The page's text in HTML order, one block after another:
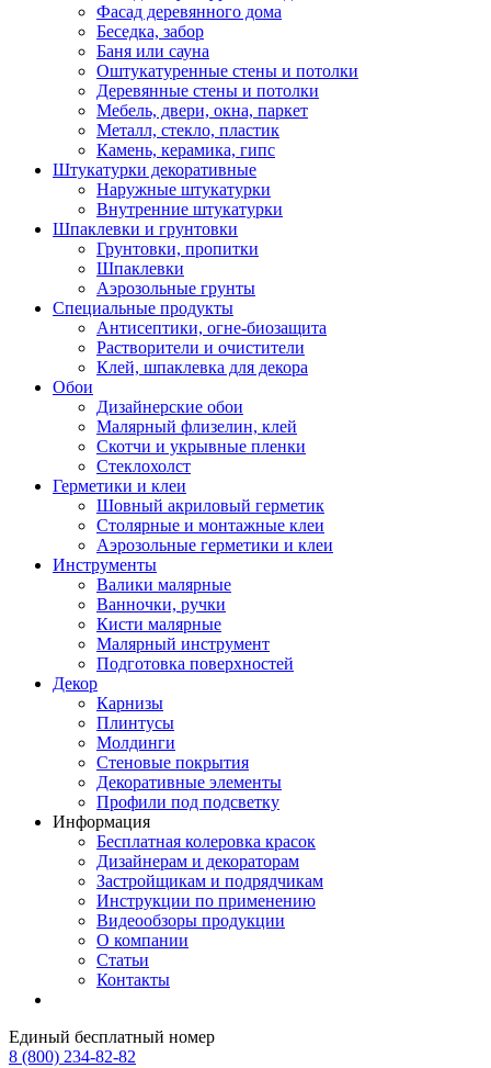
Фасад деревянного дома
Беседка, забор
Баня или сауна
Оштукатуренные стены и потолки
Деревянные стены и потолки
Мебель, двери, окна, паркет
Металл, стекло, пластик
Камень, керамика, гипс
Штукатурки декоративные
Наружные штукатурки
Внутренние штукатурки
Шпаклевки и грунтовки
Грунтовки, пропитки
Шпаклевки
Аэрозольные грунты
Специальные продукты
Антисептики, огне-биозащита
Растворители и очистители
Клей, шпаклевка для декора
Обои
Дизайнерские обои
Малярный флизелин, клей
Скотчи и укрывные пленки
Стеклохолст
Герметики и клеи
Шовный акриловый герметик
Столярные и монтажные клеи
Аэрозольные герметики и клеи
Инструменты
Валики малярные
Ванночки, ручки
Кисти малярные
Малярный инструмент
Подготовка поверхностей
Декор
Карнизы
Плинтусы
Молдинги
Стеновые покрытия
Декоративные элементы
Профили под подсветку
Информация
Бесплатная колеровка красок
Дизайнерам и декораторам
Застройщикам и подрядчикам
Инструкции по применению
Видеообзоры продукции
О компании
Статьи
Контакты
Единый бесплатный номер
8 (800) 234-82-82